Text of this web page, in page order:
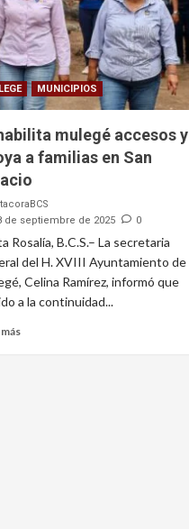
MUNICIPIOS
mulegé accesos y
a familias en San
de septiembre de 2025
0
Rosalía, B.C.S.– La secretaria
del H. XVIII Ayuntamiento de
Celina Ramírez, informó que
a la continuidad...